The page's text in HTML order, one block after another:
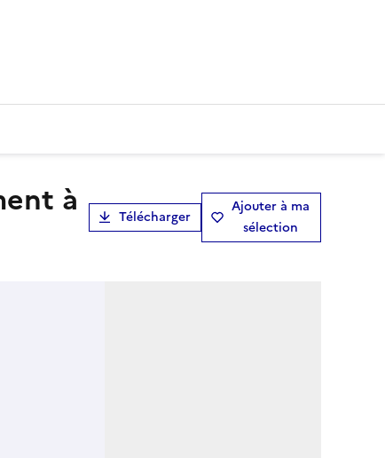
Télécharger
Ajouter à ma
sélection